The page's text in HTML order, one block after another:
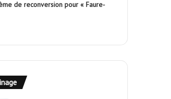
de reconversion pour « Faure-